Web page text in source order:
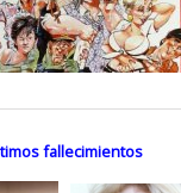
fallecimientos